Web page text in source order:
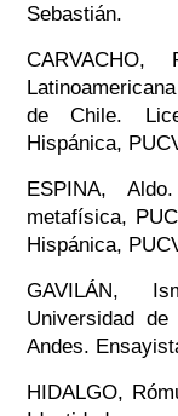
Sebastián.
de Chile.
Hispánica,
ESPINA,
metafísica,
Hispánica,
GAVILÁN,
Universidad
Andes.
HIDALGO,